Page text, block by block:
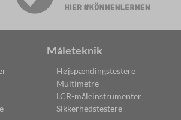
Måleteknik
Højspændingstestere
Multimetre
LCR-måleinstrumenter
Sikkerhedstestere